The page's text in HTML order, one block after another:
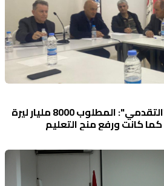
خميس في لقاء بمركز "التقدمي": المطلوب 8000 مليار ليرة
كانت ورفع منح التعليم